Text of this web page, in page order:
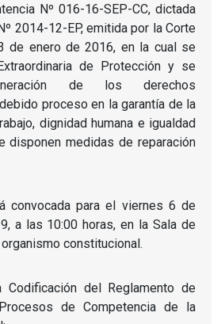
Nº 016-16-SEP-CC, dictada
2014-12-EP, emitida por la Corte
de enero de 2016, en la cual se
de Protección y se
de los derechos
proceso en la garantía de la
dignidad humana e igualdad
disponen medidas de reparación
convocada para el viernes 6 de
a las 10:00 horas, en la Sala de
constitucional.
Codificación del Reglamento de
de Competencia de la